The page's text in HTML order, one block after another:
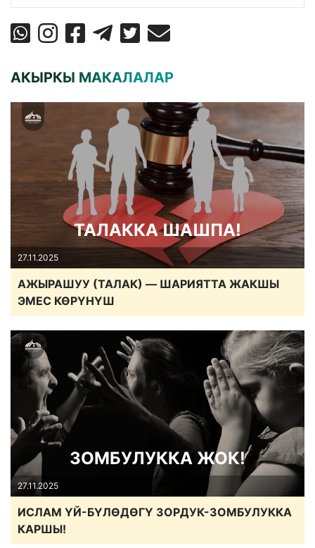
АКЫРКЫ МАКАЛАЛАР
ТАЛАККА ШАШПА!
27.11.2025
АЖЫРАШУУ (ТАЛАК) — ШАРИЯТТА ЖАКШЫ
ЭМЕС КӨРҮНҮШ
ЗОМБУЛУККА ЖОК!
27.11.2025
ИСЛАМ ҮЙ-БҮЛӨДӨГҮ ЗОРДУК-ЗОМБУЛУККА
КАРШЫ!